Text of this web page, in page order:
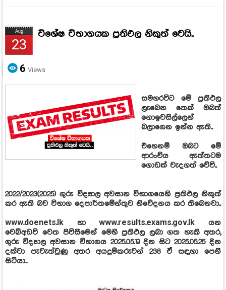
Aug
23
විශේෂ විභාගයක ප්‍රතිඵල නිකුත් වෙයි..
6 Views
සමහරවිට මේ ප්‍රතිඵල
ලැබෙන තෙක් ඔබත්
නොඉවසිල්ලෙන්
බලාගෙන ඉන්න ඇති..
එහෙනම් ඔබට මේ
ආරංචිය ඇත්තටම
ගොඩක් වැදගත් වේවි..
2022/2023(2025) ගුරු විද්‍යාල අවසාන විභාගයෙහි ප්‍රතිඵල නිකුත්
කර ඇති බව විභාග දෙපාර්තමේන්තුව නිවේදනය කර තිබෙනවා..
www.doenets.lk හා www.results.exams.gov.lk යන
වෙබ්අඩවි වෙත පිවිසීමෙන් මෙහි ප්‍රතිඵල ලබා ගත හැකි අතර,
ගුරු විද්‍යාල අවසාන විභාගය 2025.05.19 දින සිට 2025.05.25 දින
දක්වා පැවැත්වුණු අතර අයදුම්කරුවන් 238 ඒ සඳහා පෙනී
සිටියා..